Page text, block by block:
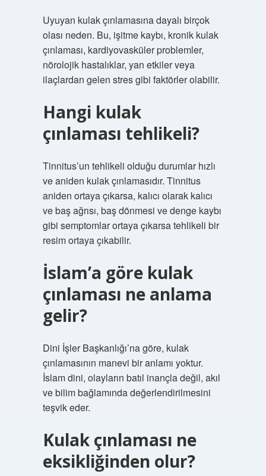
Uyuyan kulak çınlamasına dayalı birçok
olası neden. Bu, işitme kaybı, kronik kulak
çınlaması, kardiyovasküler problemler,
nörolojik hastalıklar, yan etkiler veya
ilaçlardan gelen stres gibi faktörler olabilir.
Hangi kulak
çınlaması tehlikeli?
Tinnitus’un tehlikeli olduğu durumlar hızlı
ve aniden kulak çınlamasıdır. Tinnitus
aniden ortaya çıkarsa, kalıcı olarak kalıcı
ve baş ağrısı, baş dönmesi ve denge kaybı
gibi semptomlar ortaya çıkarsa tehlikeli bir
resim ortaya çıkabilir.
İslam’a göre kulak
çınlaması ne anlama
gelir?
Dini İşler Başkanlığı’na göre, kulak
çınlamasının manevi bir anlamı yoktur.
İslam dini, olayların batıl inançla değil, akıl
ve bilim bağlamında değerlendirilmesini
teşvik eder.
Kulak çınlaması ne
eksikliğinden olur?